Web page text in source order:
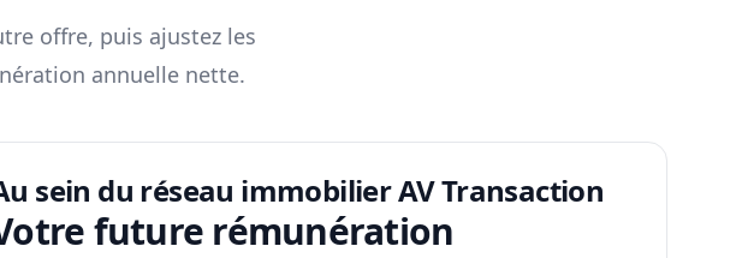
offre, puis ajustez les
annuelle nette.
sein du réseau immobilier AV Transaction
future rémunération